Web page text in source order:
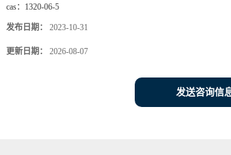
cas： 1320-06-5
发布日期： 2023-10-31
更新日期： 2026-08-07
发送咨询信